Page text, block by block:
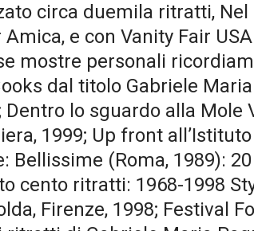
circa duemila ritratti,
e con Vanity Fair
mostre personali
dal titolo Gabriele
Dentro lo sguardo alla
1999; Up front
Bellissime (Roma, 1989):
cento ritratti: 1968-1998
Firenze, 1998; Festival